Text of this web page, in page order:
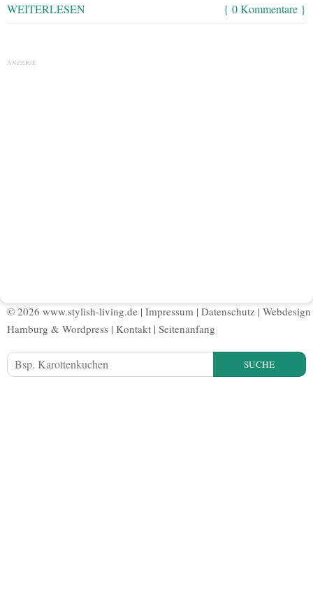
WEITERLESEN { 0 Kommentare }
ANZEIGE
© 2026 www.stylish-living.de | Impressum | Datenschutz | Webdesign
Hamburg & Wordpress | Kontakt | Seitenanfang
SUCHE